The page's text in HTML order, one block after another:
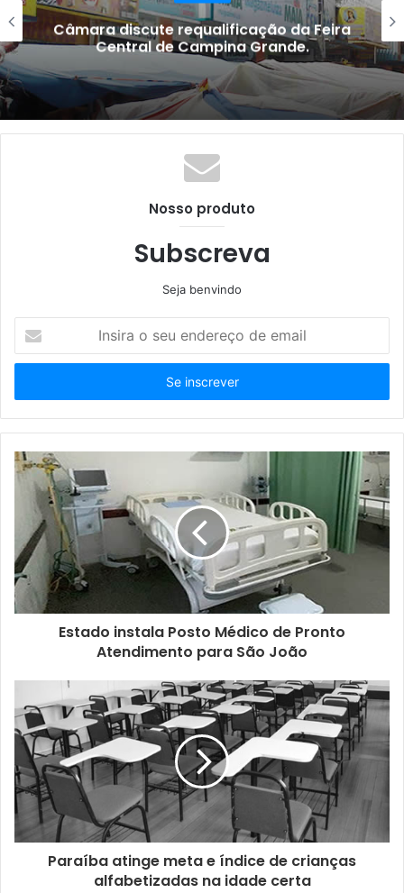
Câmara discute requalificação da Feira
Central de Campina Grande.
Nosso produto
Subscreva
Seja benvindo
seu
de
email
Estado instala Posto Médico de Pronto
Atendimento para São João
Paraíba atinge meta e índice de crianças
alfabetizadas na idade certa